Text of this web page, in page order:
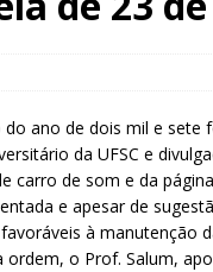
ano de dois mil e sete
da UFSC e
carro de som e da
e apesar de
à manutenção
o Prof. Salum,